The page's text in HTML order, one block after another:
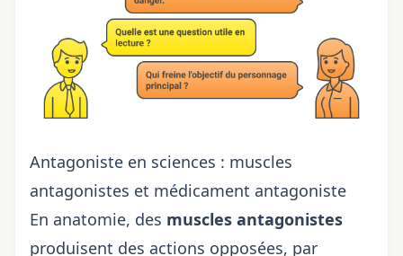
Antagoniste en sciences : muscles
antagonistes et médicament antagoniste
En anatomie, des muscles antagonistes
produisent des actions opposées, par